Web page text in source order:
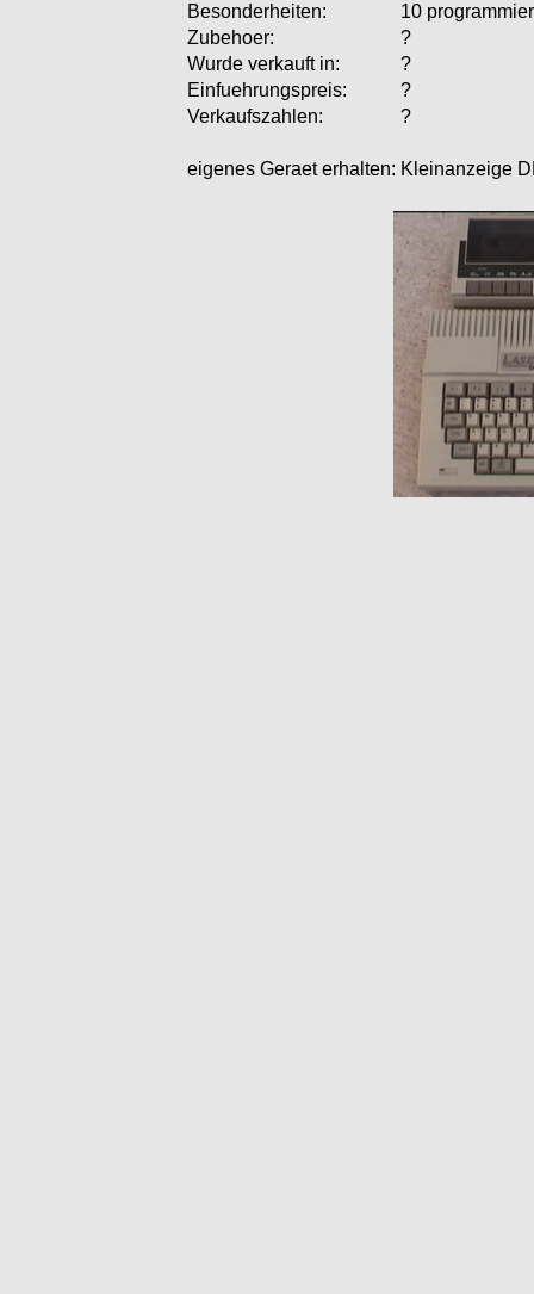
Besonderheiten:
10
Zubehoer:
?
Wurde verkauft in:
?
Einfuehrungspreis:
?
Verkaufszahlen:
?
eigenes Geraet erhalten: Kleinanzeige